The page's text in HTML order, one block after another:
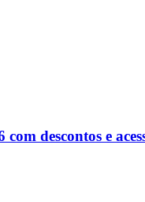
descontos e